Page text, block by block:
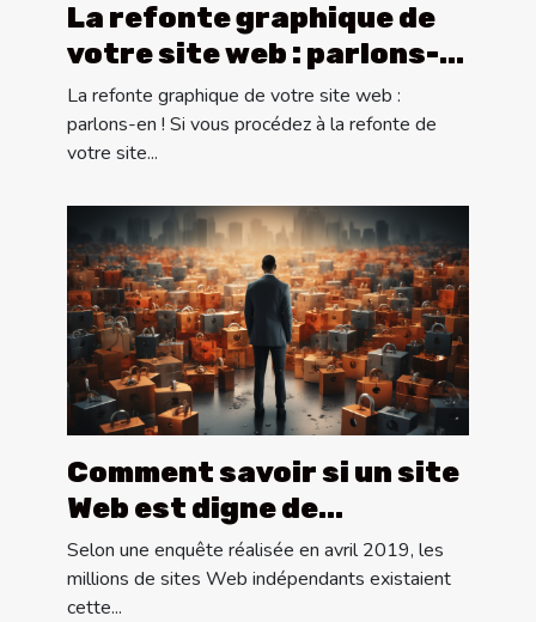
La refonte graphique de
votre site web : parlons-
en !
La refonte graphique de votre site web :
parlons-en ! Si vous procédez à la refonte de
votre site...
Comment savoir si un site
Web est digne de
confiance ?
Selon une enquête réalisée en avril 2019, les
millions de sites Web indépendants existaient
cette...